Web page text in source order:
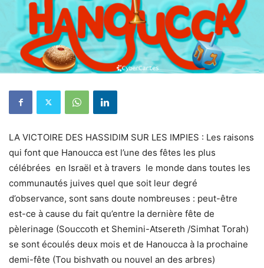
LA VICTOIRE DES HASSIDIM SUR LES IMPIES : Les raisons
qui font que Hanoucca est l’une des fêtes les plus
célébrées en Israël et à travers le monde dans toutes les
communautés juives quel que soit leur degré
d’observance, sont sans doute nombreuses : peut-être
est-ce à cause du fait qu’entre la dernière fête de
pèlerinage (Souccoth et Shemini-Atsereth /Simhat Torah)
se sont écoulés deux mois et de Hanoucca à la prochaine
demi-fête (Tou bishvath ou nouvel an des arbres)